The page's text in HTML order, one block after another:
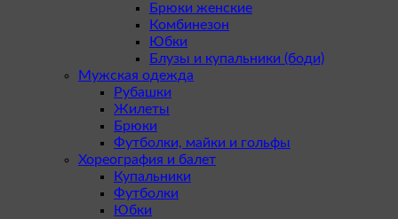
Брюки женские
Комбинезон
Юбки
Блузы и купальники (боди)
Мужская одежда
Рубашки
Жилеты
Брюки
Футболки, майки и гольфы
Хореография и балет
Купальники
Футболки
Юбки